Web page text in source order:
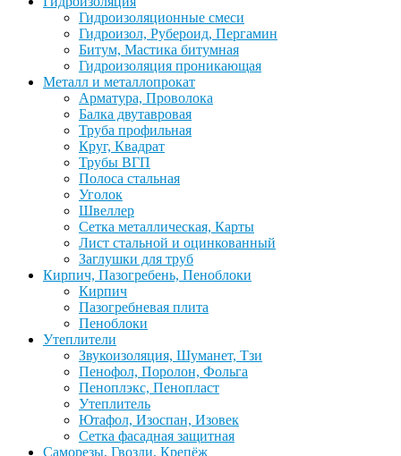
Гидроизоляционные смеси
Гидроизол, Рубероид, Пергамин
Битум, Мастика битумная
Гидроизоляция проникающая
Металл и металлопрокат
Арматура, Проволока
Балка двутавровая
Труба профильная
Круг, Квадрат
Трубы ВГП
Полоса стальная
Уголок
Швеллер
Сетка металлическая, Карты
Лист стальной и оцинкованный
Заглушки для труб
Кирпич, Пазогребень, Пеноблоки
Кирпич
Пазогребневая плита
Пеноблоки
Утеплители
Звукоизоляция, Шуманет, Тзи
Пенофол, Поролон, Фольга
Пеноплэкс, Пенопласт
Утеплитель
Ютафол, Изоспан, Изовек
Сетка фасадная защитная
Саморезы, Гвозди, Крепёж